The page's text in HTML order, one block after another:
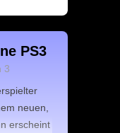
PS3
neuen,
erscheint